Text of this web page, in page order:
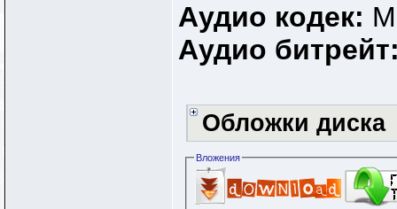
Аудио кодек:
Аудио
Обложки диска
Вложения